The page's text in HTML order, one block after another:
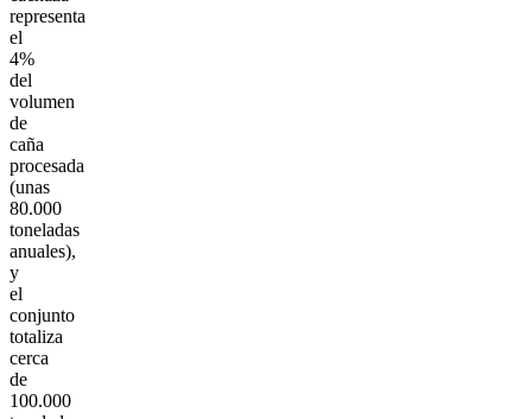
representa
el
4%
del
volumen
de
caña
procesada
(unas
80.000
toneladas
anuales),
y
el
conjunto
totaliza
cerca
de
100.000